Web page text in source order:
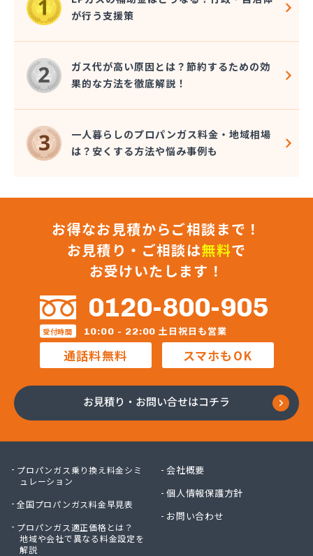
株式会社式会社大勝
株式会社樹木屋
株式会社秋元商店
株式会社小泉太郎商店
株式会社昭光
株式会社松陰会舘
株式会社森山
株式会社星医療酸器
株式会社青路商会
株式会社石井商店
株式会社池田明商店
株式会社朝日屋商店
株式会社田口興産
株式会社田島 八王子営業所
株式会社田島商店
株式会社東京文化総業
株式会社栃木屋商店
株式会社内田商店
株式会社鍋屋斉藤商店
株式会社八木商店
株式会社福田屋
株式会社米沢商店
株式会社豊島商会
株式会社木村徳蔵商店
株式会社野口商店
が行う支援策
ガス代が高い原因とは？節約するための効
果的な方法を徹底解説！
一人暮らしのプロパンガス料金・地域相場
は？安くする方法や悩み事例も
お得なお見積からご相談まで！
お見積り・ご相談は無料で
お受けいたします！
0120-800-905
受付時間 10:00 - 22:00 土日祝日も営業
通話料無料 スマホもOK
お見積り・お問い合せはコチラ
プロパンガス乗り換え料金シミ
ュレーション
全国プロパンガス料金早見表
プロパンガス適正価格とは？
地域や会社で異なる料金設定を
解説
会社概要
個人情報保護方針
お問い合わせ